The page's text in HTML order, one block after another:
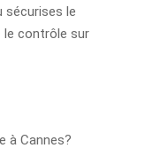
sécurises le
le contrôle sur
à Cannes?